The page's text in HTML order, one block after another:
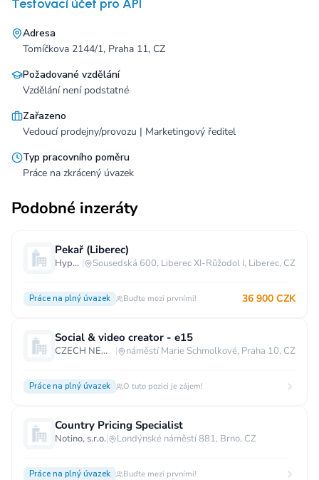
Testovací účet pro API
Adresa
Tomíčkova 2144/1, Praha 11, CZ
Požadované vzdělání
Vzdělání není podstatné
Zařazeno
Vedoucí prodejny/provozu | Marketingový ředitel
Typ pracovního poměru
Práce na zkrácený úvazek
Podobné inzeráty
Pekař (Liberec)
Hypermarket - Liberec | Sousedská 600, Liberec XI-Růžodol I, Liberec, CZ
Práce na plný úvazek Buďte mezi prvními! 36 900 CZK
Social & video creator - e15
CZECH NEWS CENTER a.s. | náměstí Marie Schmolkové, Praha 10, CZ
Práce na plný úvazek O tuto pozici je zájem!
Country Pricing Specialist
Notino, s.r.o.| Londýnské náměstí 881, Brno, CZ
Práce na plný úvazek Buďte mezi prvními!